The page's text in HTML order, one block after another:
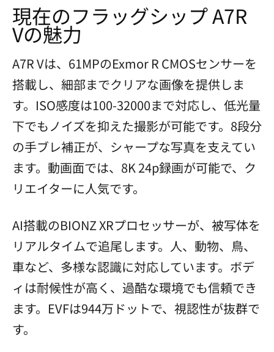
現在のフラッグシップ A7R
Vの魅力
A7R Vは、61MPのExmor R CMOSセンサーを
搭載し、細部までクリアな画像を提供しま
す。ISO感度は100-32000まで対応し、低光量
下でもノイズを抑えた撮影が可能です。8段分
の手ブレ補正が、シャープな写真を支えてい
ます。動画面では、8K 24p録画が可能で、ク
リエイターに人気です。
AI搭載のBIONZ XRプロセッサーが、被写体を
リアルタイムで追尾します。人、動物、鳥、
車など、多様な認識に対応しています。ボデ
ィは耐候性が高く、過酷な環境でも信頼でき
ます。EVFは944万ドットで、視認性が抜群で
す。